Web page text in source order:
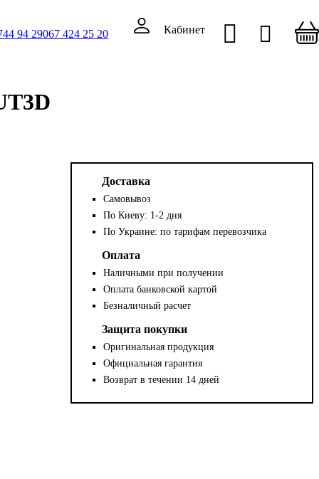
Доставка
Самовывоз
По Киеву: 1-2 дня
По Украине: по тарифам перевозчика
Оплата
Наличными при получении
Оплата банковской картой
Безналичный расчет
Защита покупки
Оригинальная продукция
Официальная гарантия
Возврат в течении 14 дней
94 29067 424 25 20 Кабинет